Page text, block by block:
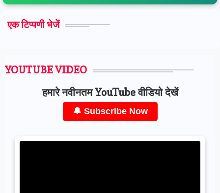
एक टिप्पणी भेजें
YOUTUBE VIDEO
हमारे नवीनतम YouTube वीडियो देखें
🔔 Subscribe Now